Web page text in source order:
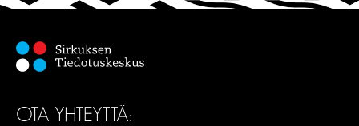
OTA YHTEYTTÄ: